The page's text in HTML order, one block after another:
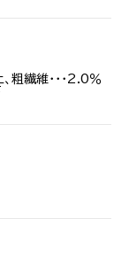
粗繊維・・・2.0％